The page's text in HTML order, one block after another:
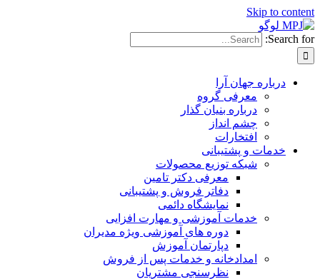
Skip to content
Search for:
درباره جهان آرا
معرفی گروه
درباره بنیان گذار
چشم انداز
افتخارات
خدمات و پشتیبانی
شبکه توزیع محصولات
معرفی دکتر تامین
دفاتر فروش و پشتیبانی
نمایشگاه دائمی
خدمات آموزشی و مهارت افزایی
دوره های آموزشی ویژه مدیران
دپارتمان آموزش
امدادخانه و خدمات پس از فروش
نظرسنجی مشتریان